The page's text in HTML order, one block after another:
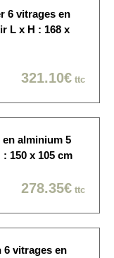
/ Dans la pièce de
6 vitrages en
L x H : 168 x
321.10€ ttc
alminium 5
150 x 105 cm
278.35€ ttc
6 vitrages en